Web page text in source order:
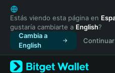
English
日本語
Tiếng Việt
Русский
Español (Latinoamérica)
Türkçe
Estás viendo esta página en
gustaría cambiarte a English?
Cambia a
English